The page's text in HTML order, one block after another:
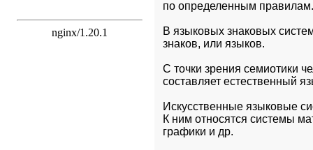
по определенным правилам.
В языковых знаковых
знаков, или языков.
С точки зрения семиотики
составляет естественный
Искусственные языковые
К ним относятся системы
графики и др.